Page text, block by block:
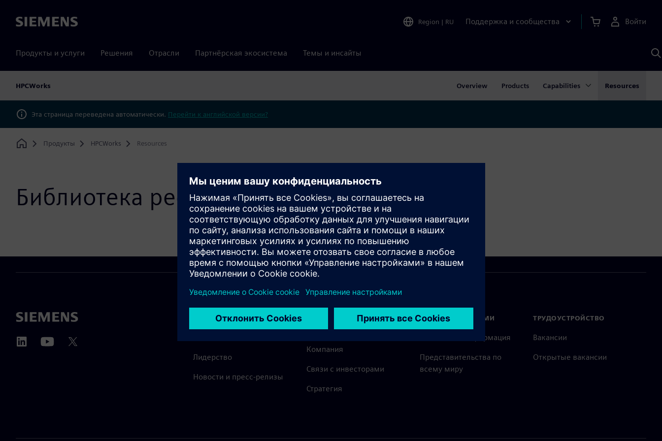
Siemens Region | RU Поддержка и сообщества Войти
Продукты и услуги Решения Отрасли Партнёрская экосистема Темы и инсайты
HPCWorks Overview Products Capabilities Resources
Эта страница переведена автоматически. Перейти к английской версии?
Home
Продукты HPCWorks Resources
Библиотека ресурсов HPCWorks
О КОМПАНИИ SIEMENS
Лидерство
Новости и пресс-релизы
ИНФОРМАЦИЯ О
КОМПАНИИ
Компания
Связи с инвесторами
Стратегия
СВЯЖИТЕСЬ С НАМИ
Контактная информация
Представительства по
всему миру
ТРУДОУСТРОЙСТВО
Вакансии
Открытые вакансии